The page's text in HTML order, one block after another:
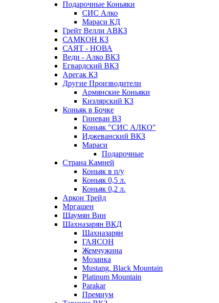
Подарочные Коньяки
СИС Алко
Мараси КД
Грейт Велли АВКЗ
САМКОН КЗ
САЯТ - НОВА
Веди - Алко ВКЗ
Егвардский ВКЗ
Арегак КЗ
Другие Производители
Армянские Коньяки
Кизлярский КЗ
Коньяк в Бочке
Гиневан ВЗ
Коньяк "СИС АЛКО"
Иджеванский ВКЗ
Мараси
Подарочные
Страна Камней
Коньяк в п/у
Коньяк 0,5 л.
Коньяк 0,2 л.
Аркон Трейд
Мргашен
Шаумян Вин
Шахназарян ВКД
Шахназарян
ГАЯСОН
Жемчужина
Мозаика
Mustang. Black Mountain
Platinum Mountain
Parakar
Премиум